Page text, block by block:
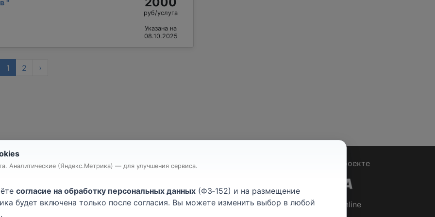
"
руб/услуга
Указана на
08.10.2025
1 2 ›
квартиры или комнаты
Строительство дома
работы
Монтаж гипсокартона
обоев
Напольные покрытия
О проекте
© 2026Rabotniki.online
Аналитические (Яндекс.Метрика) — для улучшения сервиса.
согласие на обработку персональных данных (ФЗ‑152) и на размещение
будет включена только после согласия. Вы можете изменить выбор в любой